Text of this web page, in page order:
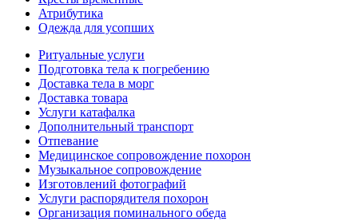
Атрибутика
Одежда для усопших
Ритуальные услуги
Подготовка тела к погребению
Доставка тела в морг
Доставка товара
Услуги катафалка
Дополнительный транспорт
Отпевание
Медицинское сопровождение похорон
Музыкальное сопровождение
Изготовлений фотографий
Услуги распорядителя похорон
Организация поминального обеда